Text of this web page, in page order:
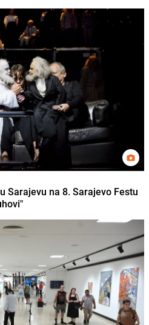
Sarajevu na 8. Sarajevo Festu